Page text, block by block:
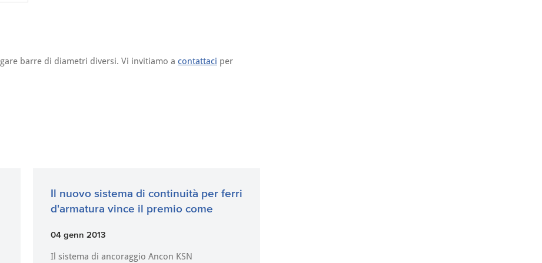
barre di diametri diversi. Vi invitiamo a contattaci per
Il nuovo sistema di continuità per ferri
d'armatura vince il premio come
04 genn 2013
Il sistema di ancoraggio Ancon KSN